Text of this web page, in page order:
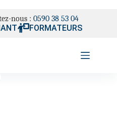
nous : 0590 38 53 04
FORMATEURS